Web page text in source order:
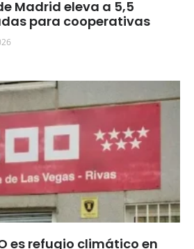
Madrid eleva a 5,5
para cooperativas
es refugio climático en